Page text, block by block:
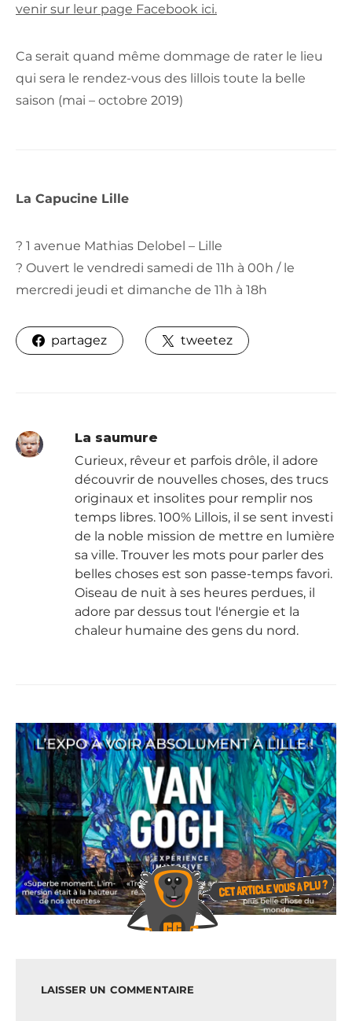
venir sur leur page Facebook ici.
Ca serait quand même dommage de rater le lieu
qui sera le rendez-vous des lillois toute la belle
saison (mai – octobre 2019)
La Capucine Lille
? 1 avenue Mathias Delobel – Lille
? Ouvert le vendredi samedi de 11h à 00h / le
mercredi jeudi et dimanche de 11h à 18h
partagez tweetez
La saumure
Curieux, rêveur et parfois drôle, il adore
découvrir de nouvelles choses, des trucs
originaux et insolites pour remplir nos
temps libres. 100% Lillois, il se sent investi
de la noble mission de mettre en lumière
sa ville. Trouver les mots pour parler des
belles choses est son passe-temps favori.
Oiseau de nuit à ses heures perdues, il
adore par dessus tout l'énergie et la
chaleur humaine des gens du nord.
LAISSER UN COMMENTAIRE